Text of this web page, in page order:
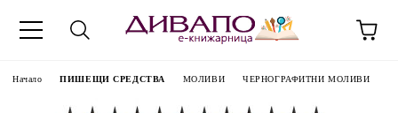
Начало ПИШЕЩИ СРЕДСТВА МОЛИВИ ЧЕРНОГРАФИТНИ МОЛИВИ